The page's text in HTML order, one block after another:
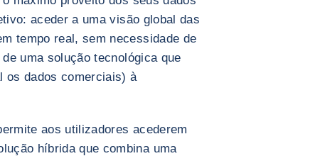
aceder a uma visão global das
tempo real, sem necessidade de
uma solução tecnológica que
os dados comerciais) à
aos utilizadores acederem
híbrida que combina uma